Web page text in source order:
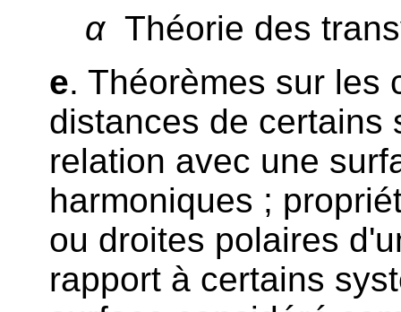
αThéorie des
e. Théorèmes sur les
distances de certains
relation avec une
harmoniques ;
ou droites polaires
rapport à certains